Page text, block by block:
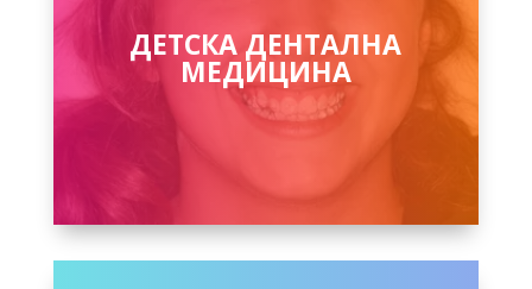
ДЕТСКА ДЕНТАЛНА
МЕДИЦИНА